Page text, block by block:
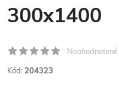
300x1400
Neohodnotené
Kód: 204323